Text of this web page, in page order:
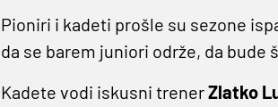
Pioniri i kadeti prošle su sezone
da se barem juniori održe, da
Kadete vodi iskusni trenerZlatko